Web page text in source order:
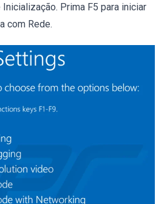
Prima F5 para iniciar
com Rede.